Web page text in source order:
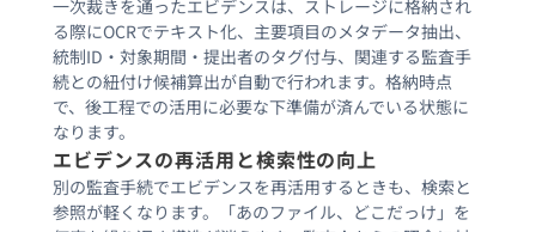
一次裁きを通ったエビデンスは、ストレージに格納され
る際にOCRでテキスト化、主要項目のメタデータ抽出、
統制ID・対象期間・提出者のタグ付与、関連する監査手
続との紐付け候補算出が自動で行われます。格納時点
で、後工程での活用に必要な下準備が済んでいる状態に
なります。
エビデンスの再活用と検索性の向上
別の監査手続でエビデンスを再活用するときも、検索と
参照が軽くなります。「あのファイル、どこだっけ」を